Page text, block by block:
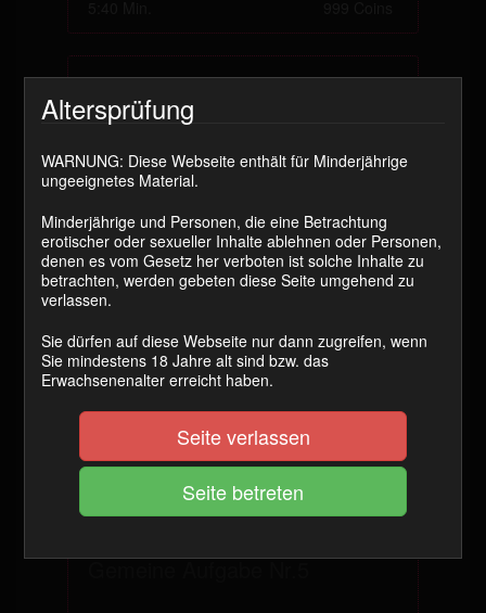
Gemeine Aufgabe Nr.2
3:46 Min. 999 Coins
Gemeine Aufgabe Nr.3
3:59 Min.
Gemeine Aufgabe Nr.4
3:44 Min. 999 Coins
Gemeine Aufgabe Nr.5
Altersprüfung
WARNUNG: Diese Webseite enthält für Minderjährige
ungeeignetes Material.
Minderjährige und Personen, die eine Betrachtung
erotischer oder sexueller Inhalte ablehnen oder Personen,
denen es vom Gesetz her verboten ist solche Inhalte zu
betrachten, werden gebeten diese Seite umgehend zu
verlassen.
Sie dürfen auf diese Webseite nur dann zugreifen, wenn
Sie mindestens 18 Jahre alt sind bzw. das
Erwachsenenalter erreicht haben.
Seite verlassen